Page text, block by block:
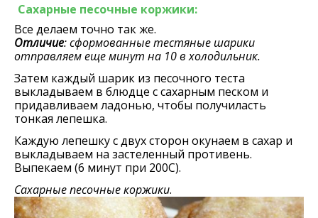
Сахарные песочные коржики:
Все делаем точно так же.
Отличие: сформованные тестяные шарики
отправляем еще минут на 10 в холодильник.
Затем каждый шарик из песочного теста
выкладываем в блюдце с сахарным песком и
придавливаем ладонью, чтобы получиласть
тонкая лепешка.
Каждую лепешку с двух сторон окунаем в сахар и
выкладываем на застеленный противень.
Выпекаем (6 минут при 200С).
Сахарные песочные коржики.